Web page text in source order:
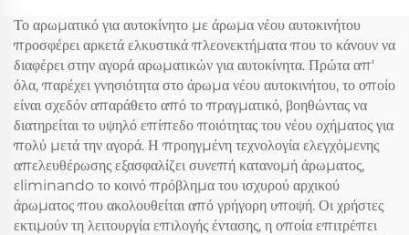
Διαχέτρια σύστημα
αρωματική μηχανή
Λάδι Άνεμος Ατομιζόμενος
Το αρωματικό για αυτοκίνητο με άρωμα νέου αυτοκινήτου
προσφέρει αρκετά ελκυστικά πλεονεκτήματα που το κάνουν να
διαφέρει στην αγορά αρωματικών για αυτοκίνητα. Πρώτα απ'
όλα, παρέχει γνησιότητα στο άρωμα νέου αυτοκινήτου, το οποίο
είναι σχεδόν απαράθετο από το πραγματικό, βοηθώντας να
διατηρείται το υψηλό επίπεδο ποιότητας του νέου οχήματος για
πολύ μετά την αγορά. Η προηγμένη τεχνολογία ελεγχόμενης
απελευθέρωσης εξασφαλίζει συνεπή κατανομή άρωματος,
εliminando το κοινό πρόβλημα του ισχυρού αρχικού
άρωματος που ακολουθείται από γρήγορη υποψή. Οι χρήστες
εκτιμούν τη λειτουργία επιλογής έντασης, η οποία επιτρέπει